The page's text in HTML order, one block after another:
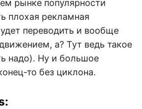
рынке популярности
плохая рекламная
переводить и вообще
а? Тут ведь такое
надо). Ну и большое
то без циклона.